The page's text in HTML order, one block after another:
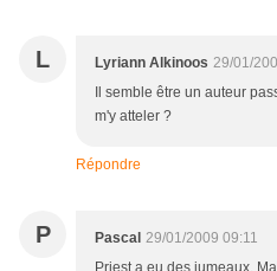
L Lyriann Alkinoos 29/01/
Il semble être un auteur
m'y atteler ?
Répondre
P Pascal 29/01/2009 09:11
Priest a eu des jumeaux.